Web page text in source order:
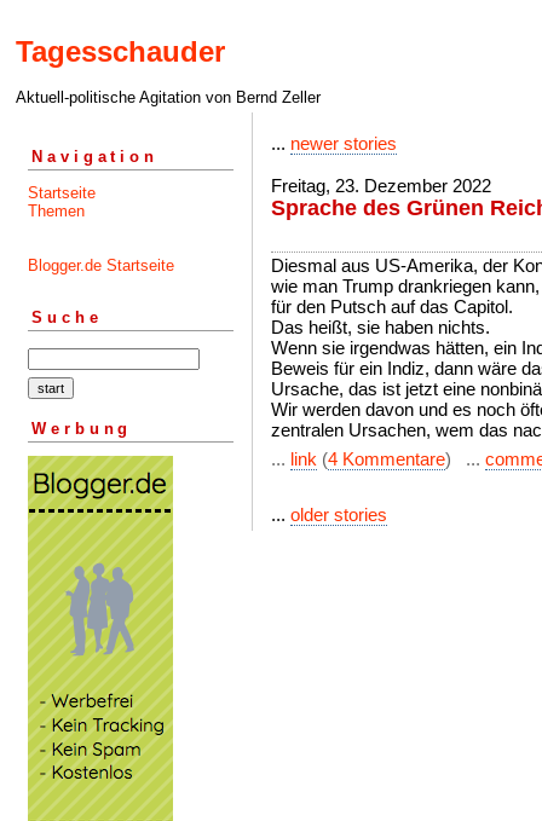
Tagesschauder
Aktuell-politische Agitation von Bernd Zeller
Navigation
Startseite
Themen
Blogger.de Startseite
Suche
Werbung
... newer stories
Freitag, 23. Dezember 2022
Sprache des Grünen
Diesmal aus US-Amerika, der
wie man Trump drankriegen
für den Putsch auf das Capitol.
Das heißt, sie haben nichts.
Wenn sie irgendwas hätten, ein
Beweis für ein Indiz, dann wäre
Ursache, das ist jetzt eine
Wir werden davon und es noch
zentralen Ursachen, wem das
... link (4 Kommentare) ...
... older stories